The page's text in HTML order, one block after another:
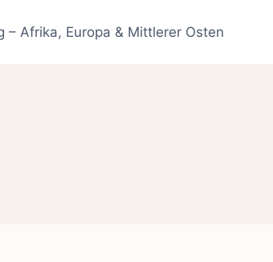
– Afrika, Europa & Mittlerer Osten